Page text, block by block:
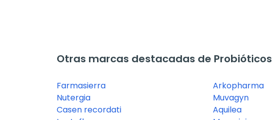
Otras marcas destacadas de Probióticos
Farmasierra
Nutergia
Casen recordati
Arkopharma
Muvagyn
Aquilea